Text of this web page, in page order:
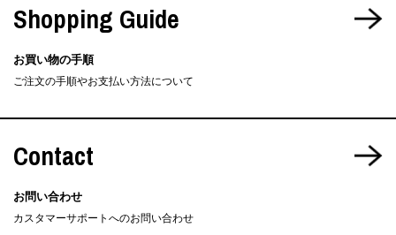
Shopping Guide
お買い物の手順
ご注文の手順やお支払い方法について
Contact
お問い合わせ
カスタマーサポートへのお問い合わせ